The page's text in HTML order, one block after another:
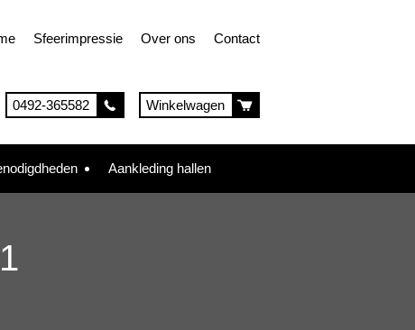
Sfeerimpressie Over ons Contact
0492-365582 Winkelwagen
Aankleding hallen